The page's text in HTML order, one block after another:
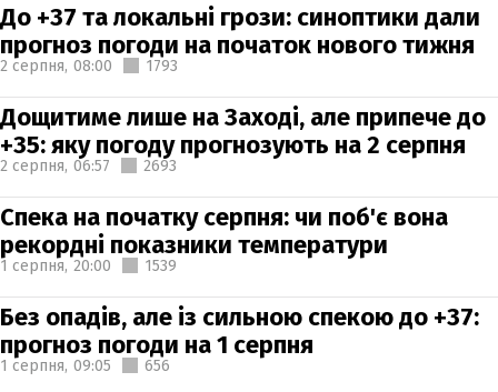
До +37 та локальні грози: синоптики дали
прогноз погоди на початок нового тижня
2 серпня, 08:00 1793
Дощитиме лише на Заході, але припече до
+35: яку погоду прогнозують на 2 серпня
2 серпня, 06:57 2693
Спека на початку серпня: чи поб'є вона
рекордні показники температури
1 серпня, 20:00 1539
Без опадів, але із сильною спекою до +37:
прогноз погоди на 1 серпня
1 серпня, 09:05 656